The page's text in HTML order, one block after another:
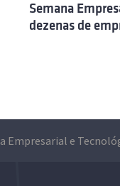
Semana
dezenas de